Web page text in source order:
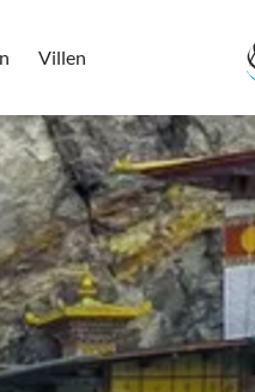
Villen